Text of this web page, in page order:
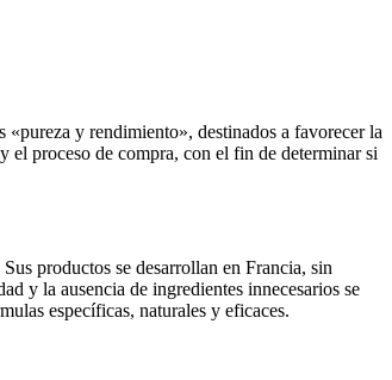
y rendimiento», destinados a favorecer la
el proceso de compra, con el fin de determinar si
productos se desarrollan en Francia, sin
y la ausencia de ingredientes innecesarios se
específicas, naturales y eficaces.